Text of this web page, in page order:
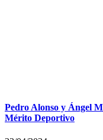
Pedro Alonso y Ángel
Mérito Deportivo